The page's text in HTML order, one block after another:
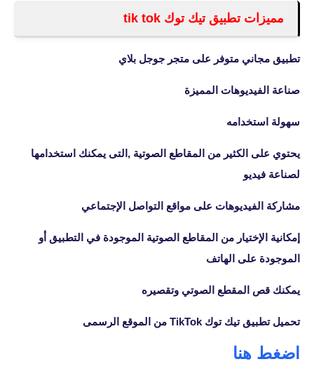
مميزات تطبيق تيك توك tik tok
تطبيق مجاني متوفر على متجر جوجل بلاي
صناعة الفيديوهات المميزة
سهولة استخدامه
يحتوي على الكثير من المقاطع الصوتية ,التى يمكنك استخدامها
لصناعة فيديو
مشاركة الفيديوهات على مواقع التواصل الإجتماعي
إمكانية الإختيار من المقاطع الصوتية الموجودة في التطبيق أو
الموجودة على الهاتف
يمكنك قص المقطع الصوتي وتقصيره
تحميل تطبيق تيك توك TikTok من الموقع الرسمى
اضغط هنا